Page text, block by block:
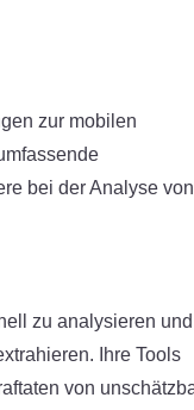
zur mobilen
bei der Analyse von
zu analysieren
Ihre Tools
von